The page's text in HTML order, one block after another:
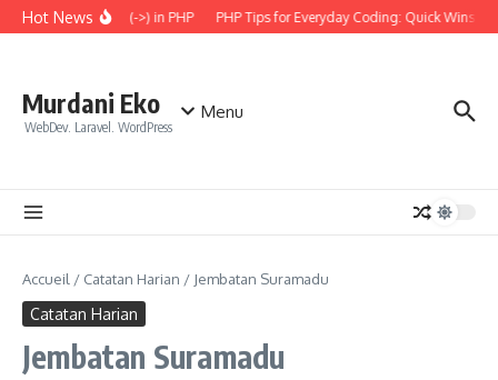
Aller au contenu
Hot News
the Arrow Operator (->) in PHP PHP Tips for Everyday Coding: Quick Wins for
Murdani Eko
WebDev. Laravel. WordPress
Menu
Accueil / Catatan Harian / Jembatan Suramadu
Catatan Harian
Jembatan Suramadu